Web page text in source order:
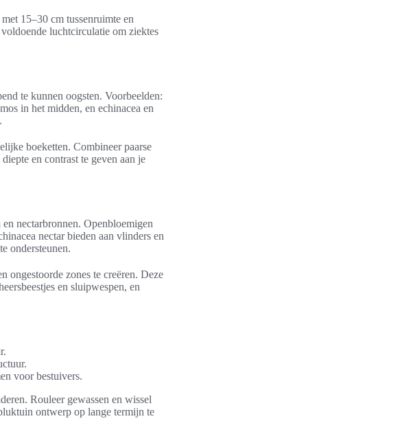
15–30 cm tussenruimte en
luchtcirculatie om ziektes
te kunnen oogsten. Voorbeelden:
in het midden, en echinacea en
boeketten. Combineer paarse
en contrast te geven aan je
nectarbronnen. Openbloemigen
nectar bieden aan vlinders en
ondersteunen.
ongestoorde zones te creëren. Deze
en sluipwespen, en
voor bestuivers.
Rouleer gewassen en wissel
ontwerp op lange termijn te